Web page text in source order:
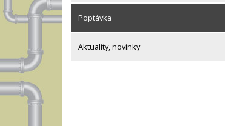
Poptávka
Aktuality, novinky